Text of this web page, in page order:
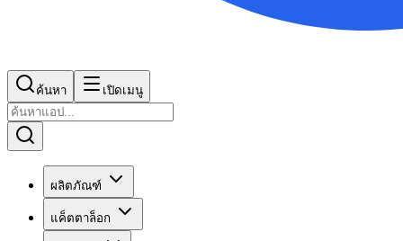
ค้นหา เปิดเมนู
ผลิตภัณฑ์
แค็ตตาล็อก